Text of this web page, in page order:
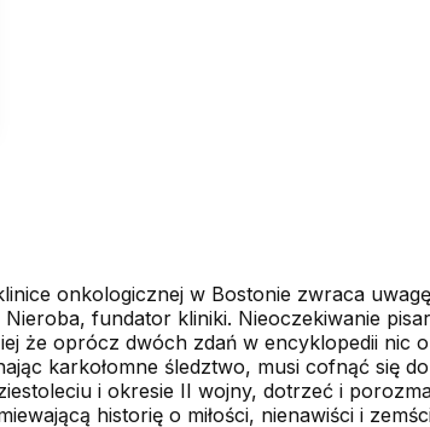
onkologicznej w Bostonie zwraca
fundator kliniki. Nieoczekiwanie
że oprócz dwóch zdań w encyklopedii nic
karkołomne śledztwo, musi cofnąć się
i okresie II wojny, dotrzeć i
historię o miłości, nienawiści i